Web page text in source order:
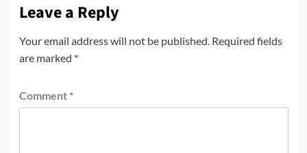
Leave a Reply
Your email address will not be published. Required fields
are marked *
Comment *